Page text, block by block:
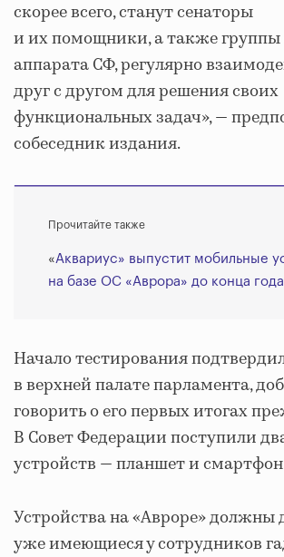
скорее всего, станут сенаторы
и их помощники, а также группы
аппарата СФ, регулярно
друг с другом для решения своих
функциональных задач», —
собеседник издания.
Прочитайте также
«Аквариус» выпустит мобильные
на базе ОС «Аврора» до конца года
Начало тестирования
в верхней палате парламента,
говорить о его первых итогах
В Совет Федерации поступили
устройств — планшет и
Устройства на «Авроре» должны
уже имеющиеся у сотрудников